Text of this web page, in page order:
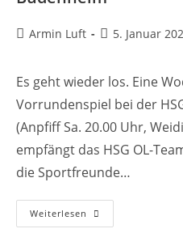
Beitrags-
Armin Luft
Beitrag
5. Januar
Es geht wieder los. Eine
Vorrundenspiel bei der
(Anpfiff Sa. 20.00 Uhr,
empfängt das HSG OL-
die Sportfreunde…
Weiterlesen HSG
Ol-